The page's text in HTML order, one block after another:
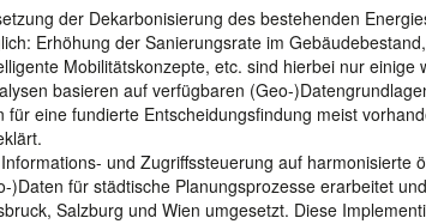
der Dekarbonisierung des bestehenden
Erhöhung der Sanierungsrate im
Mobilitätskonzepte, etc. sind hierbei nur einige
basieren auf verfügbaren (Geo-
eine fundierte Entscheidungsfindung meist
und Zugriffssteuerung auf harmonisierte
für städtische Planungsprozesse erarbeitet
Salzburg und Wien umgesetzt. Diese